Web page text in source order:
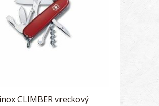
CLIMBER vreckový